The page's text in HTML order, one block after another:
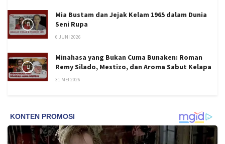
Mia Bustam dan Jejak Kelam 1965 dalam Dunia
Seni Rupa
6 JUNI 2026
Minahasa yang Bukan Cuma Bunaken: Roman
Remy Silado, Mestizo, dan Aroma Sabut Kelapa
31 MEI 2026